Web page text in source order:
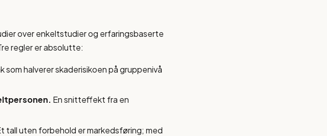
over enkeltstudier og erfaringsbaserte
regler er absolutte:
som halverer skaderisikoen på gruppenivå
En snitteffekt fra en
tall uten forbehold er markedsføring; med